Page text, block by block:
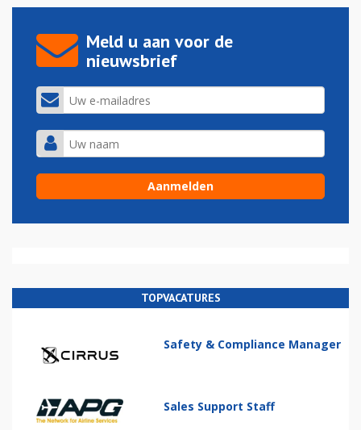
Meld u aan voor de
nieuwsbrief
TOPVACATURES
Safety & Compliance Manager
Sales Support Staff